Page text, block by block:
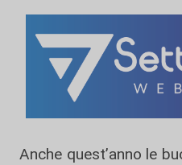
Anche quest’anno le